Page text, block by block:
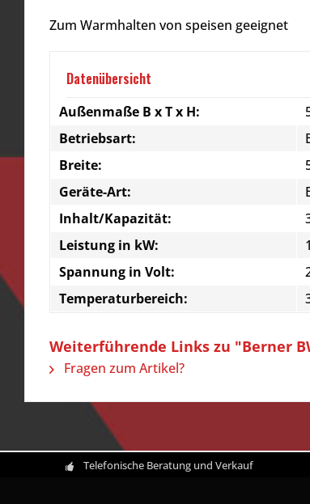
Zum Warmhalten von speisen geeignet
Datenübersicht
Außenmaße B x T x H:
Betriebsart:
Breite:
Geräte-Art:
Inhalt/Kapazität:
Leistung in kW:
Spannung in Volt:
Temperaturbereich:
Weiterführende Links zu "Berner
Fragen zum Artikel?
Telefonische Beratung und Verkauf